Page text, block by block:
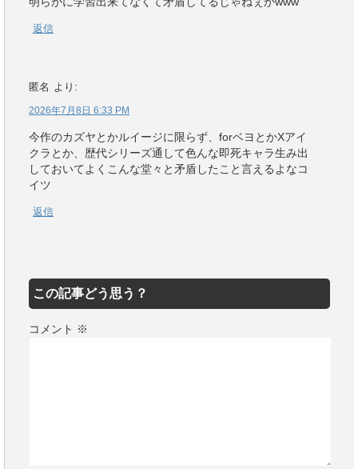
返信
匿名 より:
2026年7月8日 6:33 PM
今作のカズヤとかルイージに限らず、forベヨとかXアイ
クラとか、歴代シリーズ通して色んな即死キャラ生み出
しておいてよくこんな堂々と矛盾したこと言えるよなコ
イツ
返信
この記事どう思う？
コメント ※